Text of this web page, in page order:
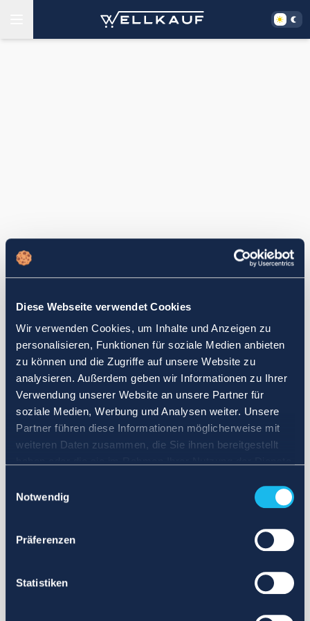
Diese Webseite verwendet Cookies
Wir verwenden Cookies, um Inhalte und Anzeigen zu
personalisieren, Funktionen für soziale Medien anbieten
zu können und die Zugriffe auf unsere Website zu
analysieren. Außerdem geben wir Informationen zu Ihrer
Verwendung unserer Website an unsere Partner für
soziale Medien, Werbung und Analysen weiter. Unsere
Partner führen diese Informationen möglicherweise mit
weiteren Daten zusammen, die Sie ihnen bereitgestellt
Notwendig
Präferenzen
Statistiken